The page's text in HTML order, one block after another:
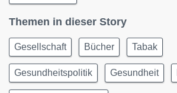
Themen in dieser Story
Gesellschaft Bücher Tabak
Gesundheitspolitik Gesundheit